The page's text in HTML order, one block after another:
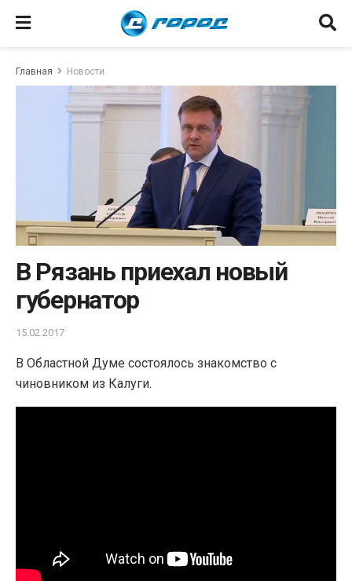
Главная Новости
В Рязань приехал новый
губернатор
15.02.2017
В Областной Думе состоялось знакомство с
чиновником из Калуги.